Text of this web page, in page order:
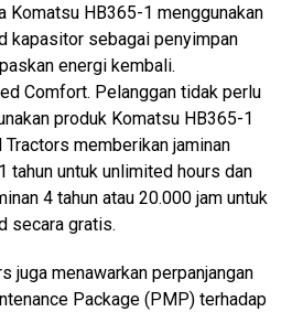
Komatsu HB365-1 menggunakan
kapasitor sebagai penyimpan
energi kembali.
Comfort. Pelanggan tidak perlu
produk Komatsu HB365-1
Tractors memberikan jaminan
tahun untuk unlimited hours dan
4 tahun atau 20.000 jam untuk
secara gratis.
juga menawarkan perpanjangan
Package (PMP) terhadap